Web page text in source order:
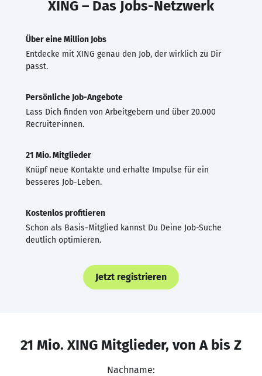
XING – Das Jobs-Netzwerk
Über eine Million Jobs
Entdecke mit XING genau den Job, der wirklich zu Dir
passt.
Persönliche Job-Angebote
Lass Dich finden von Arbeitgebern und über 20.000
Recruiter·innen.
21 Mio. Mitglieder
Knüpf neue Kontakte und erhalte Impulse für ein
besseres Job-Leben.
Kostenlos profitieren
Schon als Basis-Mitglied kannst Du Deine Job-Suche
deutlich optimieren.
Jetzt registrieren
21 Mio. XING Mitglieder, von A bis Z
Nachname: